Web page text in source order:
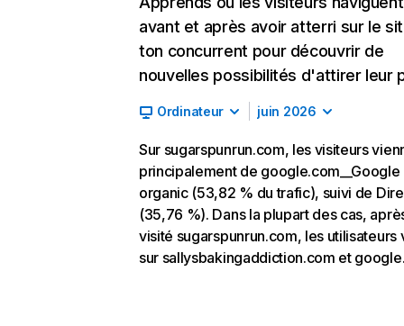
avant et après avoir atterri sur le
ton concurrent pour découvrir de
nouvelles possibilités d'attirer leur
Ordinateur juin 2026
Sur sugarspunrun.com, les visiteurs
principalement de google.com__Google
organic (53,82 % du trafic), suivi de
(35,76 %). Dans la plupart des cas,
visité sugarspunrun.com, les utilisateurs
sur sallysbakingaddiction.com et